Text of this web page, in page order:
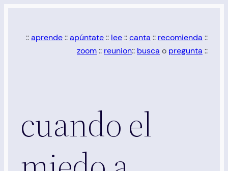
contenido
::aprende::apúntate:: lee::canta :: recomienda ::
zoom:: reunion:: busca o pregunta ::
cuando el